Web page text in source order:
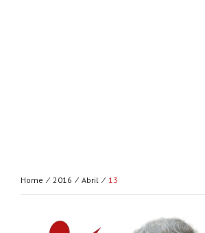
Home ⁄ 2016 ⁄ Abril ⁄ 13